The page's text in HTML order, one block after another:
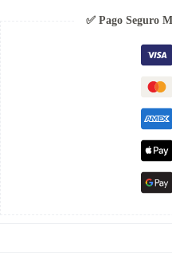
✅ Pago Seguro